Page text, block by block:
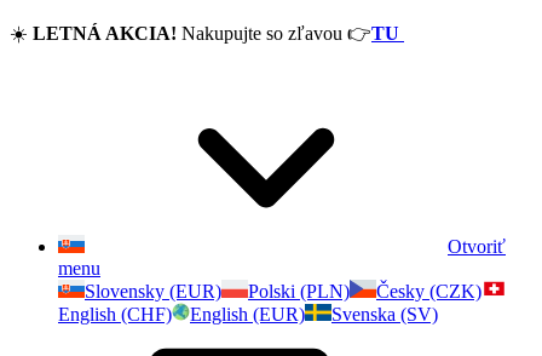
☀️ LETNÁ AKCIA! Nakupujte so zľavou 👉TU
Otvoriť
menu
Slovensky (EUR)
Polski (PLN)
Česky (CZK)
English (CHF)
English (EUR) Svenska (SV)